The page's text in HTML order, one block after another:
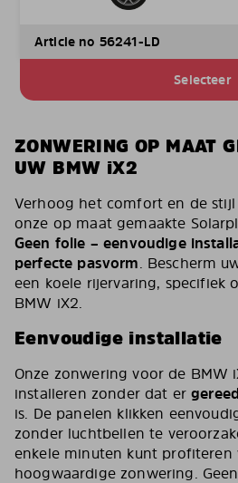
Article no 56241-LD
Selecteer
ZONWERING OP MAAT
UW BMW iX2
Verhoog het comfort en de
onze op maat gemaakte
Geen folie – eenvoudige
perfecte pasvorm. Bescherm
een koele rijervaring, specifiek
BMW iX2.
Eenvoudige installatie
Onze zonwering voor de BMW
installeren zonder dat er
is. De panelen klikken
zonder luchtbellen te
enkele minuten kunt profiteren
hoogwaardige zonwering.